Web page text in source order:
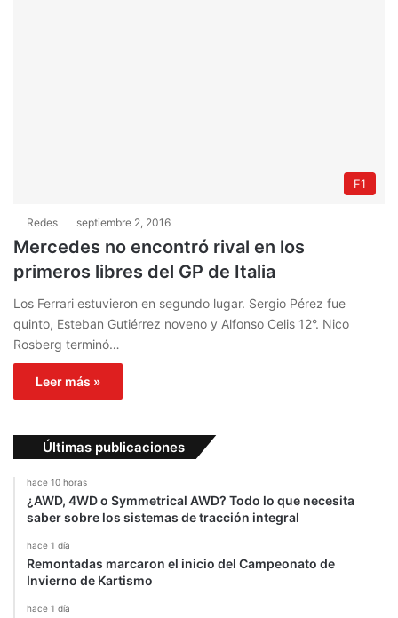
F1
Redes septiembre 2, 2016
Mercedes no encontró rival en los
primeros libres del GP de Italia
Los Ferrari estuvieron en segundo lugar. Sergio Pérez fue
quinto, Esteban Gutiérrez noveno y Alfonso Celis 12°. Nico
Rosberg terminó…
Leer más »
Últimas publicaciones
hace 10 horas
¿AWD, 4WD o Symmetrical AWD? Todo lo que necesita
saber sobre los sistemas de tracción integral
hace 1 día
Remontadas marcaron el inicio del Campeonato de
Invierno de Kartismo
hace 1 día